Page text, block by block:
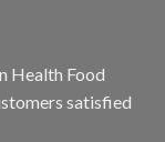
Health Food
satisfied